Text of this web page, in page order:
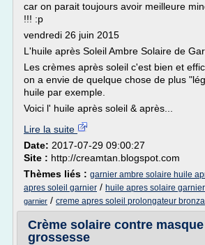
car on parait toujours avoir meilleure
!!! :p
vendredi 26 juin 2015
L'huile après Soleil Ambre Solaire de
Les crèmes après soleil c'est bien et
on a envie de quelque chose de plus
huile par exemple.
Voici l' huile après soleil & après...
Lire la suite
Date: 2017-07-29 09:00:27
Site : http://creamtan.blogspot.com
Thèmes liés : garnier ambre solaire huile
apres soleil garnier / huile apres solaire garnier
garnier / creme apres soleil prolongateur
Crème solaire contre
grossesse